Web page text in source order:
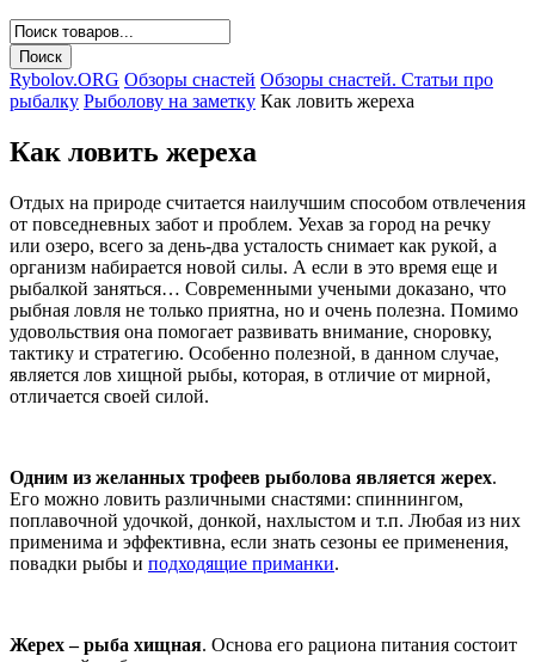
Rybolov.ORG Обзоры снастей Обзоры снастей. Статьи про
рыбалку Рыболову на заметку Как ловить жереха
Как ловить жереха
Отдых на природе считается наилучшим способом отвлечения
от повседневных забот и проблем. Уехав за город на речку
или озеро, всего за день-два усталость снимает как рукой, а
организм набирается новой силы. А если в это время еще и
рыбалкой заняться… Современными учеными доказано, что
рыбная ловля не только приятна, но и очень полезна. Помимо
удовольствия она помогает развивать внимание, сноровку,
тактику и стратегию. Особенно полезной, в данном случае,
является лов хищной рыбы, которая, в отличие от мирной,
отличается своей силой.
Одним из желанных трофеев рыболова является жерех.
Его можно ловить различными снастями: спиннингом,
поплавочной удочкой, донкой, нахлыстом и т.п. Любая из них
применима и эффективна, если знать сезоны ее применения,
повадки рыбы и подходящие приманки.
Жерех – рыба хищная. Основа его рациона питания состоит